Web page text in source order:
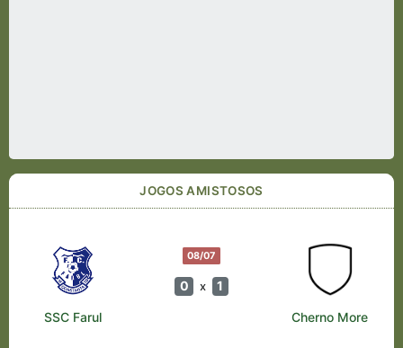
JOGOS AMISTOSOS
08/07
0 x 1
SSC Farul Cherno More